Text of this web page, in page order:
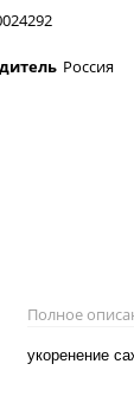
Россия
Полное
укоренение